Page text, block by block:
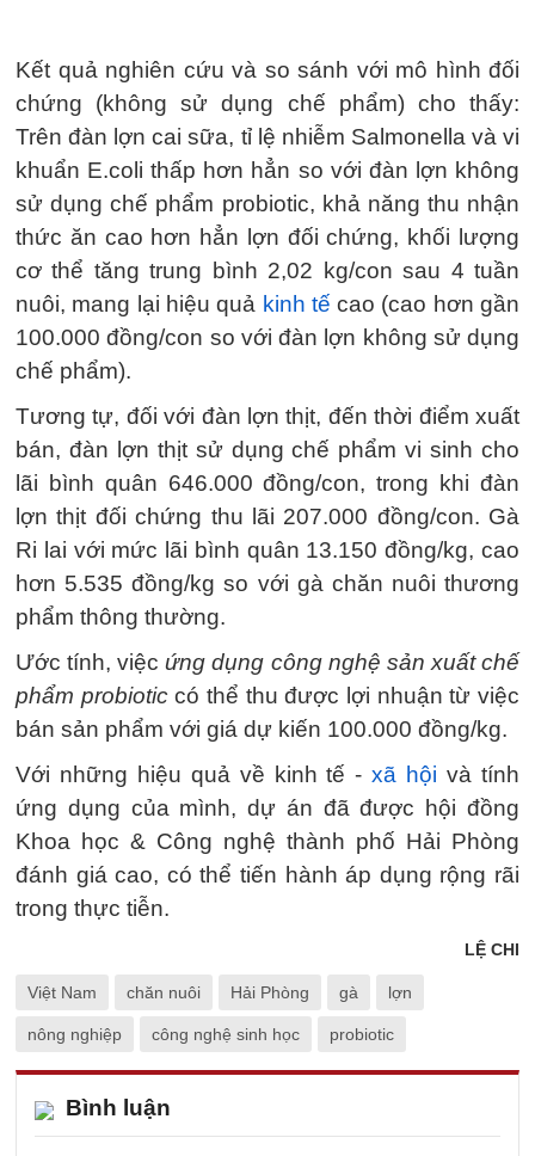
Kết quả nghiên cứu và so sánh với mô hình đối
chứng (không sử dụng chế phẩm) cho thấy:
Trên đàn lợn cai sữa, tỉ lệ nhiễm Salmonella và vi
khuẩn E.coli thấp hơn hẳn so với đàn lợn không
sử dụng chế phẩm probiotic, khả năng thu nhận
thức ăn cao hơn hẳn lợn đối chứng, khối lượng
cơ thể tăng trung bình 2,02 kg/con sau 4 tuần
nuôi, mang lại hiệu quả kinh tế cao (cao hơn gần
100.000 đồng/con so với đàn lợn không sử dụng
chế phẩm).
Tương tự, đối với đàn lợn thịt, đến thời điểm xuất
bán, đàn lợn thịt sử dụng chế phẩm vi sinh cho
lãi bình quân 646.000 đồng/con, trong khi đàn
lợn thịt đối chứng thu lãi 207.000 đồng/con. Gà
Ri lai với mức lãi bình quân 13.150 đồng/kg, cao
hơn 5.535 đồng/kg so với gà chăn nuôi thương
phẩm thông thường.
Ước tính, việcứng dụng công nghệ sản xuất chế
phẩm probioticcó thể thu được lợi nhuận từ việc
bán sản phẩm với giá dự kiến 100.000 đồng/kg.
Với những hiệu quả về kinh tế -xã hội và tính
ứng dụng của mình, dự án đã được hội đồng
Khoa học & Công nghệ thành phố Hải Phòng
đánh giá cao, có thể tiến hành áp dụng rộng rãi
trong thực tiễn.
LỆ CHI
Việt Nam chăn nuôi Hải Phòng gà lợn
nông nghiệp công nghệ sinh học probiotic
Bình luận